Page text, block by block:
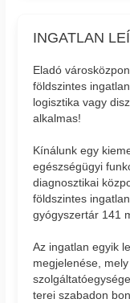
INGATLAN
Eladó
földszintes
logisztika vagy
alkalmas!
Kínálunk egy
egészségügyi
diagnosztikai
földszintes
gyógyszertár 141
Az ingatlan egyik
megjelenése,
terei szabadon